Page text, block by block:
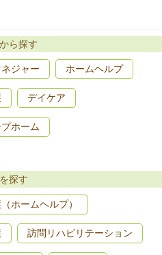
ら探す
ジャー ホームヘルプ
デイケア
ホーム
探す
ホームヘルプ）
訪問リハビリテーション